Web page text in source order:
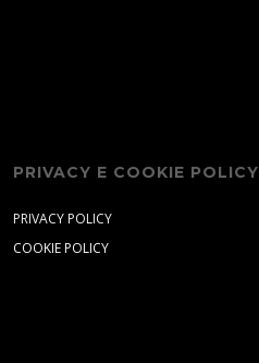
PRIVACY E COOKIE POLICY
PRIVACY POLICY
COOKIE POLICY